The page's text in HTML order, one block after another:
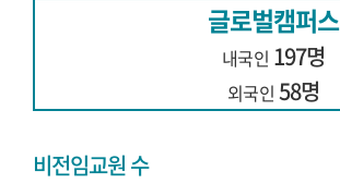
글로벌캠퍼스
내국인 197명
외국인 58명
비전임교원 수